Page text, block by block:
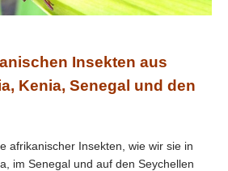
Insekten aus
Kenia, Senegal und den
afrikanischer Insekten, wie wir sie in
im Senegal und auf den Seychellen